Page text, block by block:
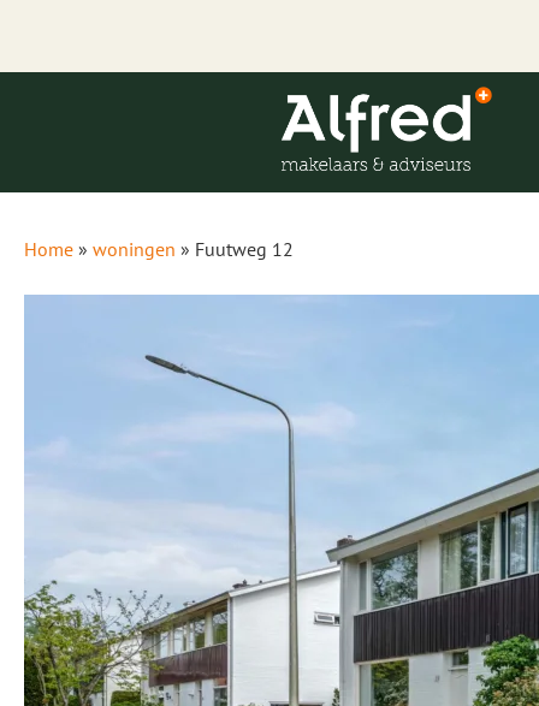
Home » woningen » Fuutweg 12